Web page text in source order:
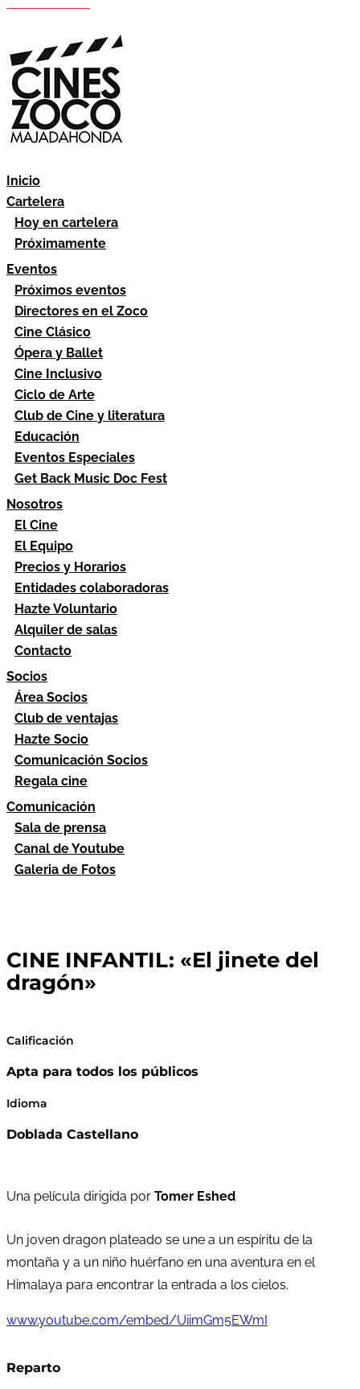
Inicio
Cartelera
Hoy en cartelera
Próximamente
Eventos
Próximos eventos
Directores en el Zoco
Cine Clásico
Ópera y Ballet
Cine Inclusivo
Ciclo de Arte
Club de Cine y literatura
Educación
Eventos Especiales
Get Back Music Doc Fest
Nosotros
El Cine
El Equipo
Precios y Horarios
Entidades colaboradoras
Hazte Voluntario
Alquiler de salas
Contacto
Socios
Área Socios
Club de ventajas
Hazte Socio
Comunicación Socios
Regala cine
Comunicación
Sala de prensa
Canal de Youtube
Galeria de Fotos
CINE INFANTIL: «El jinete del
dragón»
Calificación
Apta para todos los públicos
Idioma
Doblada Castellano
Una película dirigida por Tomer Eshed
Un joven dragon plateado se une a un espíritu de la
montaña y a un niño huérfano en una aventura en el
Himalaya para encontrar la entrada a los cielos.
www.youtube.com/embed/UiimGm5EWmI
Reparto